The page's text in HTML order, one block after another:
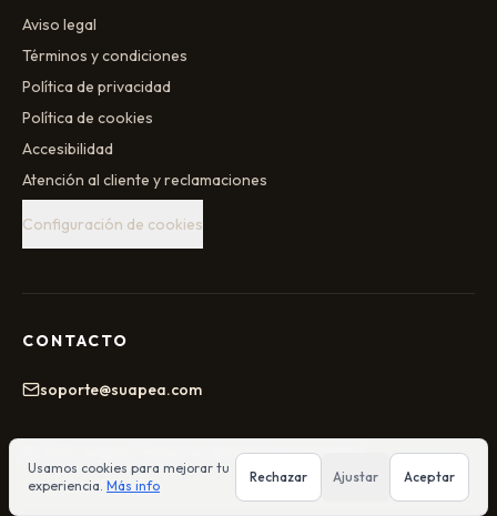
Aviso legal
Términos y condiciones
Política de privacidad
Política de cookies
Accesibilidad
Atención al cliente y reclamaciones
Configuración de cookies
CONTACTO
soporte@suapea.com
. Todos los derechos reservados.
Usamos cookies para mejorar tu
experiencia. Más info
Rechazar Ajustar Aceptar